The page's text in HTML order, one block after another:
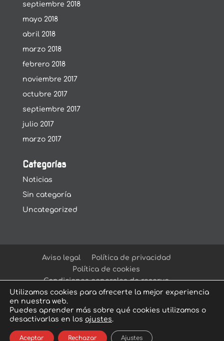
septiembre 2018
mayo 2018
abril 2018
marzo 2018
febrero 2018
noviembre 2017
octubre 2017
septiembre 2017
julio 2017
marzo 2017
Categorías
Noticias
Sin categoría
Uncategorized
Aviso legal
Política de privacidad
Política de cookies
Condiciones generales de reserva
© Arcadia Escape Room| Escape Room en
Utilizamos cookies para ofrecerte la mejor experiencia
en nuestra web.
Puedes aprender más sobre qué cookies utilizamos o
desactivarlas en los ajustes.
Aceptar Rechazar Ajustes